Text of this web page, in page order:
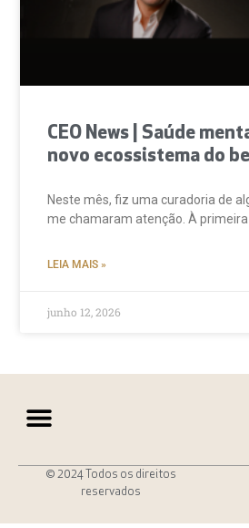
CEO News | Saúde
novo ecossistema do
Neste mês, fiz uma curadoria de
me chamaram atenção. À primeira
LEIA MAIS »
junho 12, 2026
© 2024 Todos os direitos
reservados